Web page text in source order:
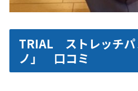
TRIAL ストレッチ
ノ」 口コミ